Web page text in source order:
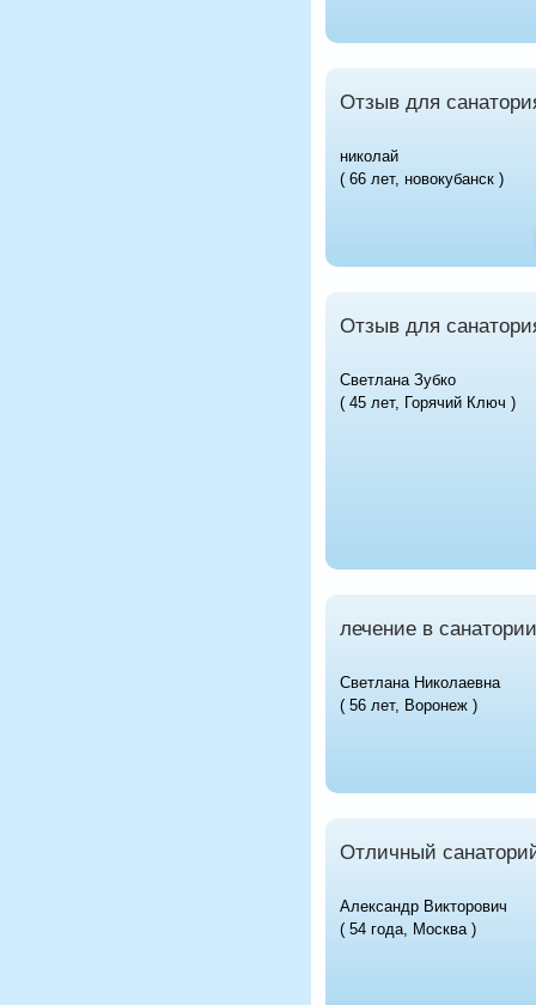
Отзыв для
николай
( 66 лет, новокубанск )
Отзыв для
Светлана Зубко
( 45 лет, Горячий Ключ )
лечение в
Светлана Николаевна
( 56 лет, Воронеж )
Отличный
Александр Викторович
( 54 года, Москва )